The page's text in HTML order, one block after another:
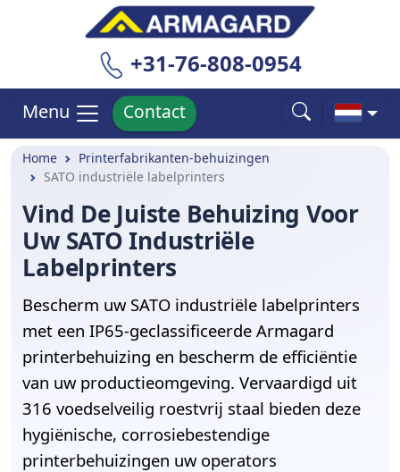
+31-76-808-0954
Menu Contact
Home
Printerfabrikanten-behuizingen
SATO industriële labelprinters
Vind De Juiste Behuizing Voor
Uw SATO Industriële
Labelprinters
Bescherm uw SATO industriële labelprinters
met een IP65-geclassificeerde Armagard
printerbehuizing en bescherm de efficiëntie
van uw productieomgeving. Vervaardigd uit
316 voedselveilig roestvrij staal bieden deze
hygiënische, corrosiebestendige
printerbehuizingen uw operators